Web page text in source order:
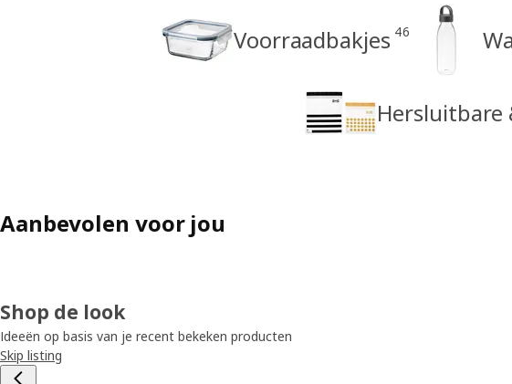
Voorraadbakjes 46
Hersluitbare
Aanbevolen voor jou
Shop de look
Ideeën op basis van je recent bekeken producten
Skip listing